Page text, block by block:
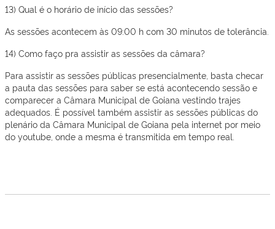
13) Qual é o horário de início das sessões?
As sessões acontecem às 09:00 h com 30 minutos de tolerância.
14) Como faço pra assistir as sessões da câmara?
Para assistir as sessões públicas presencialmente, basta checar
a pauta das sessões para saber se está acontecendo sessão e
comparecer a Câmara Municipal de Goiana vestindo trajes
adequados. É possível também assistir as sessões públicas do
plenário da Câmara Municipal de Goiana pela internet por meio
do youtube, onde a mesma é transmitida em tempo real.